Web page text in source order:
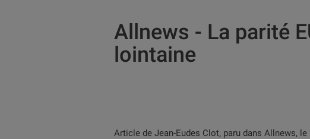
Allnews - La parité
lointaine
Article de Jean-Eudes Clot, paru dans Allnews, le